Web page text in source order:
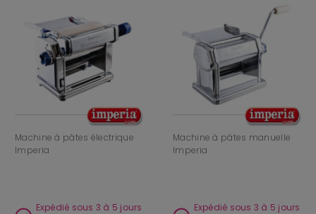
Machine à pâtes électrique
Imperia
Expédié sous 3 à 5 jours
Machine à pâtes manuelle
Imperia
Expédié sous 3 à 5 jours